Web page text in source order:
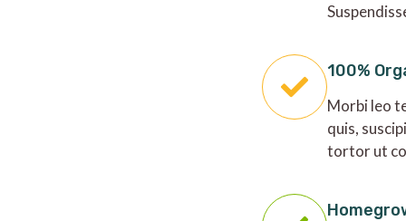
100%
Morbi leo
quis,
tortor ut